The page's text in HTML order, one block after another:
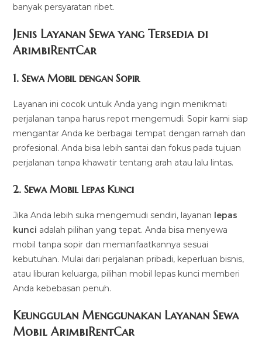
banyak persyaratan ribet.
Jenis Layanan Sewa yang Tersedia di
ArimbiRentCar
1.Sewa Mobil dengan Sopir
Layanan ini cocok untuk Anda yang ingin menikmati
perjalanan tanpa harus repot mengemudi. Sopir kami siap
mengantar Anda ke berbagai tempat dengan ramah dan
profesional. Anda bisa lebih santai dan fokus pada tujuan
perjalanan tanpa khawatir tentang arah atau lalu lintas.
2.Sewa Mobil Lepas Kunci
Jika Anda lebih suka mengemudi sendiri, layanan lepas
kunci adalah pilihan yang tepat. Anda bisa menyewa
mobil tanpa sopir dan memanfaatkannya sesuai
kebutuhan. Mulai dari perjalanan pribadi, keperluan bisnis,
atau liburan keluarga, pilihan mobil lepas kunci memberi
Anda kebebasan penuh.
Keunggulan Menggunakan Layanan Sewa
Mobil ArimbiRentCar